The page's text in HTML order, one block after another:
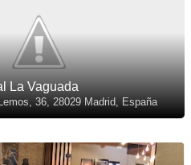
La Vaguada
36, 28029 Madrid, España